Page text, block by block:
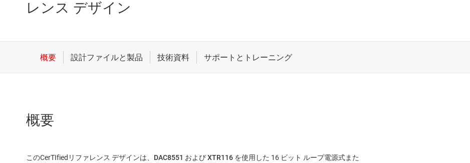
レンス デザイン
概要
このCerTIfiedリファレンス デザインは、 DAC8551 およびXTR116 を使用した 16 ビット ループ電源式また